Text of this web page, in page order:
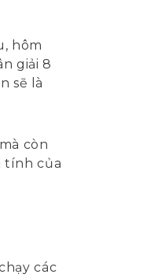
hôm
giải 8
sẽ là
còn
tính của
các